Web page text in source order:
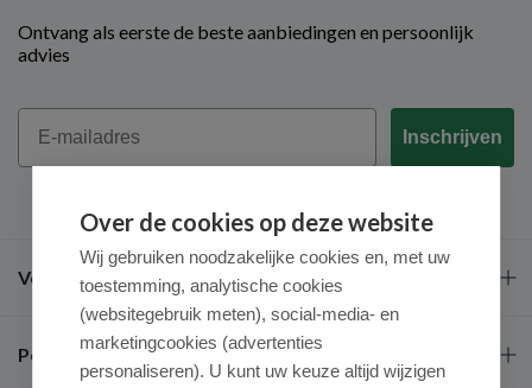
Ontvang als eerste de beste aanbiedingen en persoonlijk
advies
Email
Inschrijven
Veel gestelde vragen
Populaire merken
Over de cookies op deze website
Wij gebruiken noodzakelijke cookies en, met uw
toestemming, analytische cookies
(websitegebruik meten), social-media- en
marketingcookies (advertenties
personaliseren). U kunt uw keuze altijd wijzigen